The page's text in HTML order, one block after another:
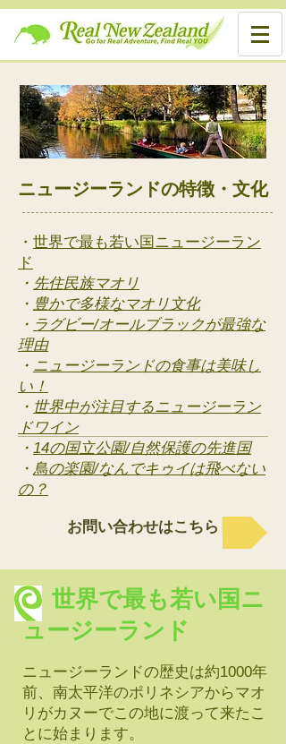
ニュージーランドの特徴・文化
・ 世界で最も若い国ニュージーラン
ド
・ 先住民族マオリ
・ 豊かで多様なマオリ文化
・ ラグビー/オールブラックが最強な
理由
・ ニュージーランドの食事は美味し
い！
・ 世界中が注目するニュージーラン
ドワイン
・ 14の国立公園/自然保護の先進国
​・ 鳥の楽園/なんでキゥイは飛べない
の？
お問い合わせはこちら
世界で最も若い国ニ
ュージーランド
ニュージーランドの歴史は約1000年
前、南太平洋のポリネシアからマオ
リがカヌーでこの地に渡って来たこ
とに始まります。